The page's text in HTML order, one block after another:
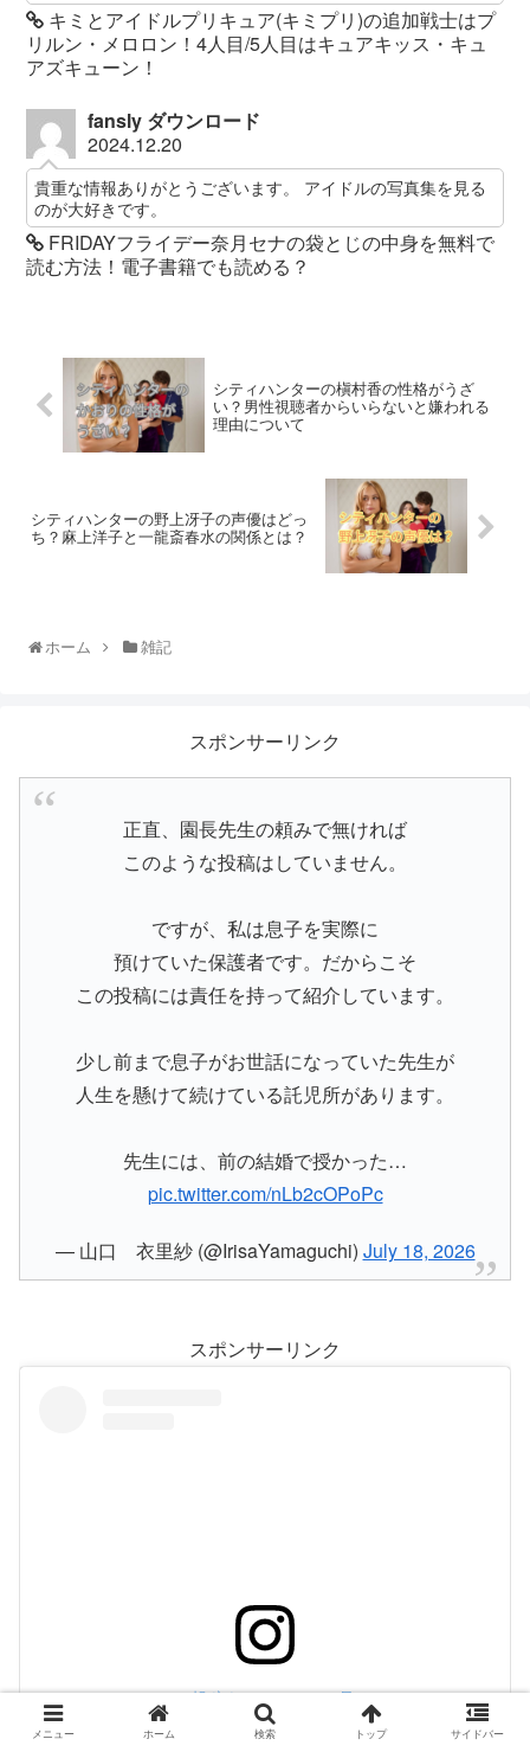
キミとアイドルプリキュア(キミプリ)の追加戦士はプ
リルン・メロロン！4人目/5人目はキュアキッス・キュ
アズキューン！
fansly ダウンロード
2024.12.20
貴重な情報ありがとうございます。 アイドルの写真集を見る
のが大好きです。
FRIDAYフライデー奈月セナの袋とじの中身を無料で
読む方法！電子書籍でも読める？
シティハンターの槇村香の性格がうざ
い？男性視聴者からいらないと嫌われる
理由について
シティハンターの野上冴子の声優はどっ
ち？麻上洋子と一龍斎春水の関係とは？
ホーム 雑記
スポンサーリンク
正直、園長先生の頼みで無ければ
このような投稿はしていません。
ですが、私は息子を実際に
預けていた保護者です。だからこそ
この投稿には責任を持って紹介しています。
少し前まで息子がお世話になっていた先生が
人生を懸けて続けている託児所があります。
先生には、前の結婚で授かった…
pic.twitter.com/nLb2cOPoPc
— 山口 衣里紗 (@IrisaYamaguchi) July 18, 2026
スポンサーリンク
この投稿をInstagramで見る
メニュー ホーム 検索 トップ サイドバー